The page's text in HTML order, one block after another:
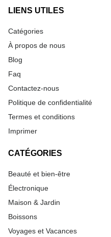
LIENS UTILES
Catégories
À propos de nous
Blog
Faq
Contactez-nous
Politique de confidentialité
Termes et conditions
Imprimer
CATÉGORIES
Beauté et bien-être
Électronique
Maison & Jardin
Boissons
Voyages et Vacances